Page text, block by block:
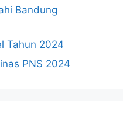
Bandung
Tahun 2024
PNS 2024